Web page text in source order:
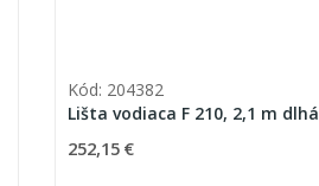
Kód: 204382
Lišta vodiaca F 210, 2,1 m dlhá
252,15 €